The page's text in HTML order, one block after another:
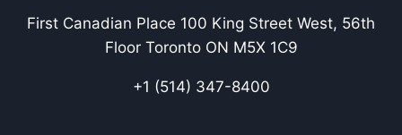
First Canadian Place 100 King Street West, 56th
Floor Toronto ON M5X 1C9
+1 (514) 347-8400